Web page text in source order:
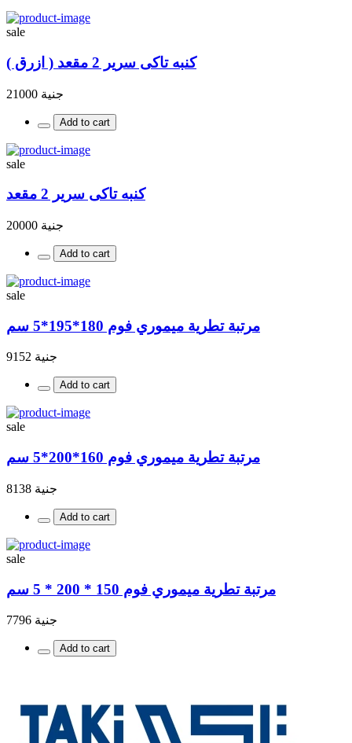
sale
كنبه تاكى سرير 2 مقعد ( ازرق )
جنية 21000
Add to cart
sale
كنبه تاكى سرير 2 مقعد
جنية 20000
Add to cart
sale
مرتبة تطرية ميموري فوم 180*195*5 سم
جنية 9152
Add to cart
sale
مرتبة تطرية ميموري فوم 160*200*5 سم
جنية 8138
Add to cart
sale
مرتبة تطرية ميموري فوم 150 * 200 * 5 سم
جنية 7796
Add to cart